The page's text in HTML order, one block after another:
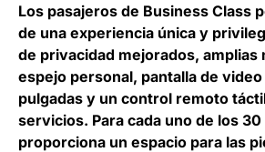
Los pasajeros de Business Class
de una experiencia única y
de privacidad mejorados, amplias
espejo personal, pantalla de video
pulgadas y un control remoto
servicios. Para cada uno de los
proporciona un espacio para las